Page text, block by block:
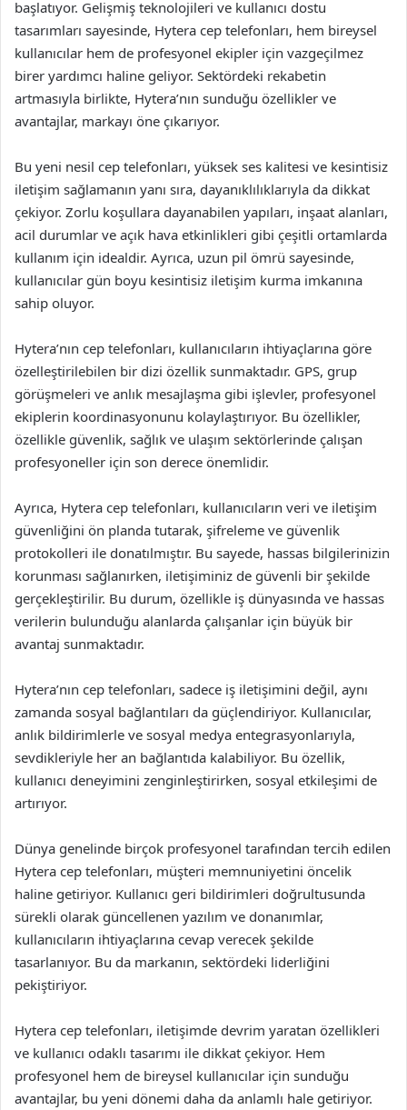
başlatıyor. Gelişmiş teknolojileri ve kullanıcı dostu
tasarımları sayesinde, Hytera cep telefonları, hem bireysel
kullanıcılar hem de profesyonel ekipler için vazgeçilmez
birer yardımcı haline geliyor. Sektördeki rekabetin
artmasıyla birlikte, Hytera’nın sunduğu özellikler ve
avantajlar, markayı öne çıkarıyor.
Bu yeni nesil cep telefonları, yüksek ses kalitesi ve kesintisiz
iletişim sağlamanın yanı sıra, dayanıklılıklarıyla da dikkat
çekiyor. Zorlu koşullara dayanabilen yapıları, inşaat alanları,
acil durumlar ve açık hava etkinlikleri gibi çeşitli ortamlarda
kullanım için idealdir. Ayrıca, uzun pil ömrü sayesinde,
kullanıcılar gün boyu kesintisiz iletişim kurma imkanına
sahip oluyor.
Hytera’nın cep telefonları, kullanıcıların ihtiyaçlarına göre
özelleştirilebilen bir dizi özellik sunmaktadır. GPS, grup
görüşmeleri ve anlık mesajlaşma gibi işlevler, profesyonel
ekiplerin koordinasyonunu kolaylaştırıyor. Bu özellikler,
özellikle güvenlik, sağlık ve ulaşım sektörlerinde çalışan
profesyoneller için son derece önemlidir.
Ayrıca, Hytera cep telefonları, kullanıcıların veri ve iletişim
güvenliğini ön planda tutarak, şifreleme ve güvenlik
protokolleri ile donatılmıştır. Bu sayede, hassas bilgilerinizin
korunması sağlanırken, iletişiminiz de güvenli bir şekilde
gerçekleştirilir. Bu durum, özellikle iş dünyasında ve hassas
verilerin bulunduğu alanlarda çalışanlar için büyük bir
avantaj sunmaktadır.
Hytera’nın cep telefonları, sadece iş iletişimini değil, aynı
zamanda sosyal bağlantıları da güçlendiriyor. Kullanıcılar,
anlık bildirimlerle ve sosyal medya entegrasyonlarıyla,
sevdikleriyle her an bağlantıda kalabiliyor. Bu özellik,
kullanıcı deneyimini zenginleştirirken, sosyal etkileşimi de
artırıyor.
Dünya genelinde birçok profesyonel tarafından tercih edilen
Hytera cep telefonları, müşteri memnuniyetini öncelik
haline getiriyor. Kullanıcı geri bildirimleri doğrultusunda
sürekli olarak güncellenen yazılım ve donanımlar,
kullanıcıların ihtiyaçlarına cevap verecek şekilde
tasarlanıyor. Bu da markanın, sektördeki liderliğini
pekiştiriyor.
Hytera cep telefonları, iletişimde devrim yaratan özellikleri
ve kullanıcı odaklı tasarımı ile dikkat çekiyor. Hem
profesyonel hem de bireysel kullanıcılar için sunduğu
avantajlar, bu yeni dönemi daha da anlamlı hale getiriyor.